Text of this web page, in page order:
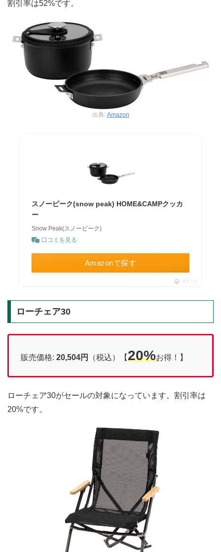
割引率は52%です。
出典: Amazon
スノーピーク(snow peak) HOME&CAMPクッカ
ー
Snow Peak(スノーピーク)
口コミを見る
Amazonで探す
ポチップ
ローチェア30
販売価格: 20,504円 （税込）【20%お得！】
ローチェア30がセールの対象になっています。割引率は
20%です。